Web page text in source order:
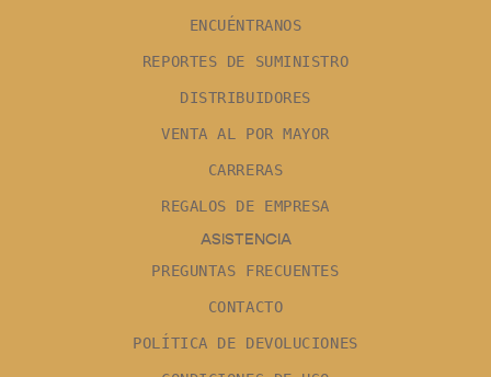
ENCUÉNTRANOS
REPORTES DE SUMINISTRO
DISTRIBUIDORES
VENTA AL POR MAYOR
CARRERAS
REGALOS DE EMPRESA
ASISTENCIA
PREGUNTAS FRECUENTES
CONTACTO
POLÍTICA DE DEVOLUCIONES